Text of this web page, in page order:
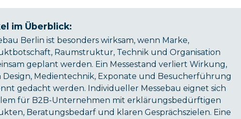
im Überblick:
Berlin ist besonders wirksam, wenn Marke,
Raumstruktur, Technik und Organisation
geplant werden. Ein Messestand verliert Wirkung,
Design, Medientechnik, Exponate und Besucherführung
gedacht werden. Individueller Messebau eignet sich
für B2B-Unternehmen mit erklärungsbedürftigen
Beratungsbedarf und klaren Gesprächszielen. Eine